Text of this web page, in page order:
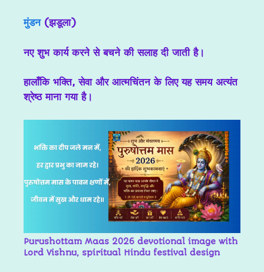
मुंडन(झडूला)
नए शुभ कार्य करने से बचने की सलाह दी जाती है।
हालाँकि भक्ति, सेवा और आत्मचिंतन के लिए यह समय अत्यंत
श्रेष्ठ माना गया है।
Purushottam Maas 2026 devotional image with
Lord Vishnu, spiritual Hindu festival design